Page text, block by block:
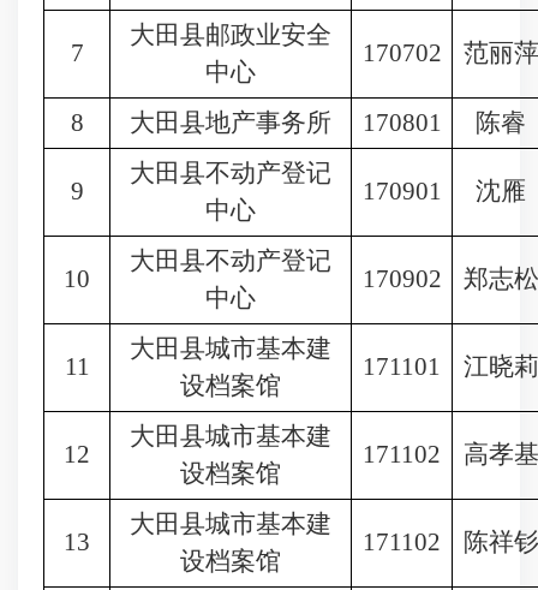
7
大田县邮政业安全
中心
170702 范丽萍
8 大田县地产事务所 170801 陈睿
9
大田县不动产登记
中心
170901 沈雁
10
大田县不动产登记
中心
170902 郑志松
11
大田县城市基本建
设档案馆
171101 江晓莉
12
大田县城市基本建
设档案馆
171102 高孝基
13
大田县城市基本建
设档案馆
171102 陈祥钐